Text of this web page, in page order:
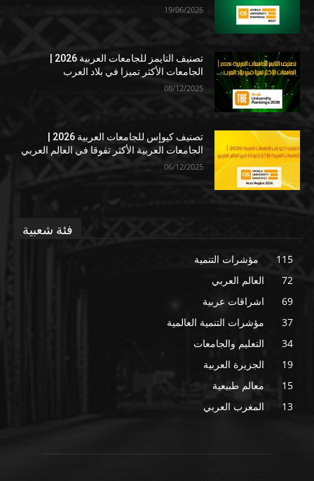
19/06/2026
الجامعات الأكثر تميزا في بلاد العرب
08/12/2025
تصنيف كيوإس للجامعات العربية 2026 |
الجامعات العربية الأكثر تفوقا في العالم العربي
06/12/2025
فئة شعبية
مؤشرات التنمية
115
العالم العربي
72
اشراقات عربية
69
مؤشرات التنمية العالمية
37
التعليم والجامعات
34
الجزيرة العربية
19
معالم طبيعية
15
المغرب العربي
13